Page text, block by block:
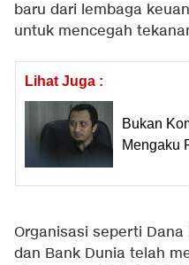
baru dari lembaga
untuk mencegah
Lihat Juga :
Bukan
Mengaku
Organisasi seperti Dana
dan Bank Dunia telah